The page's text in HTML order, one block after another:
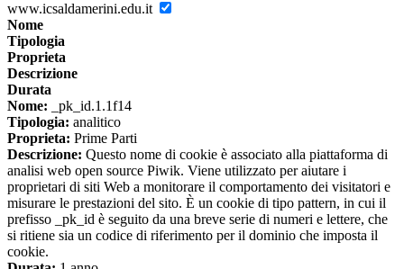
www.icsaldamerini.edu.it
Nome
Tipologia
Proprieta
Descrizione
Durata
Nome: _pk_id.1.1f14
Tipologia: analitico
Proprieta: Prime Parti
Descrizione: Questo nome di cookie è associato alla piattaforma di
analisi web open source Piwik. Viene utilizzato per aiutare i
proprietari di siti Web a monitorare il comportamento dei visitatori e
misurare le prestazioni del sito. È un cookie di tipo pattern, in cui il
prefisso _pk_id è seguito da una breve serie di numeri e lettere, che
si ritiene sia un codice di riferimento per il dominio che imposta il
cookie.